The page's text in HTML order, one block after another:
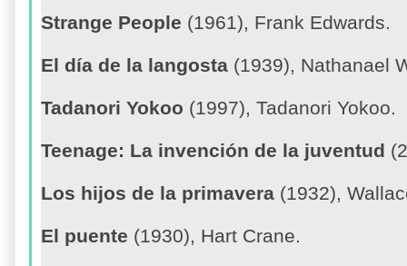
Strange People (1961), Frank Edwards.
El día de la langosta (1939), Nathanael
Tadanori Yokoo (1997), Tadanori Yokoo.
Teenage: La invención de la juventud
Los hijos de la primavera (1932),
El puente (1930), Hart Crane.